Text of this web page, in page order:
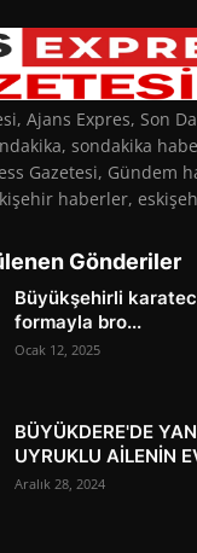
Ajans Expres, Son
sondakika
Gazetesi, Gündem
haberler,
Gönderiler
Büyükşehirli
formayla bro...
Ocak 12, 2025
BÜYÜKDERE'DE
UYRUKLU AİLENİN
Aralık 28, 2024